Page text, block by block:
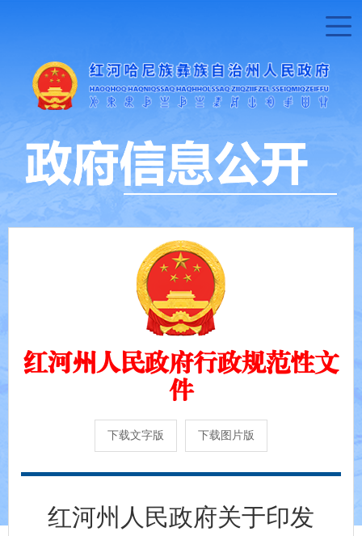
红河州人民政府行政规范性文
件
下载文字版 下载图片版
红河州人民政府关于印发